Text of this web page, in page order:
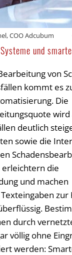
COO Adcubum
und
von
kommt es
Die
wird
deutlich
sowie die
erleichtern die
und machen
zur
durch
völlig ohne
werden: